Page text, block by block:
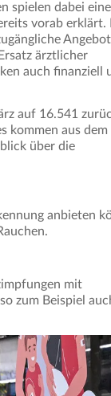
spielen dabei
vorab erklärt.
ärztlicher
auch finanziell
auf 16.541
kommen aus dem
über die
anbieten
mit
zum Beispiel